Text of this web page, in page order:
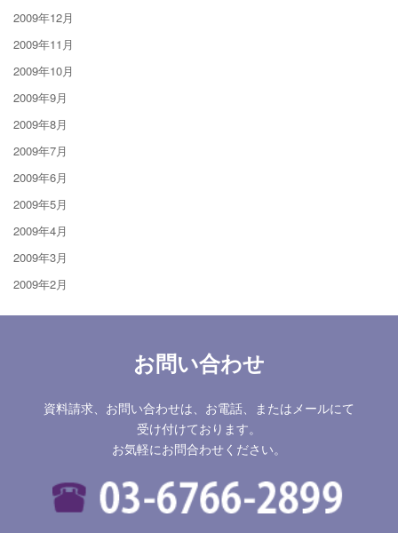
2009年12月
2009年11月
2009年10月
2009年9月
2009年8月
2009年7月
2009年6月
2009年5月
2009年4月
2009年3月
2009年2月
お問い合わせ
資料請求、お問い合わせは、お電話、またはメールにて
受け付けております。
お気軽にお問合わせください。